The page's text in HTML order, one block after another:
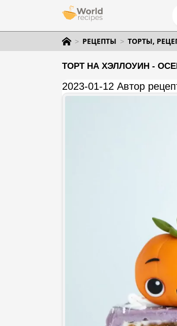
РЕЦЕПТЫ ТОРТЫ,
ТОРТ НА ХЭЛЛОУИН -
2023-01-12 Автор